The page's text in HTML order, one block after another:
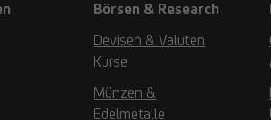
Börsen & Research
Devisen & Valuten
Kurse
Münzen &
Edelmetalle